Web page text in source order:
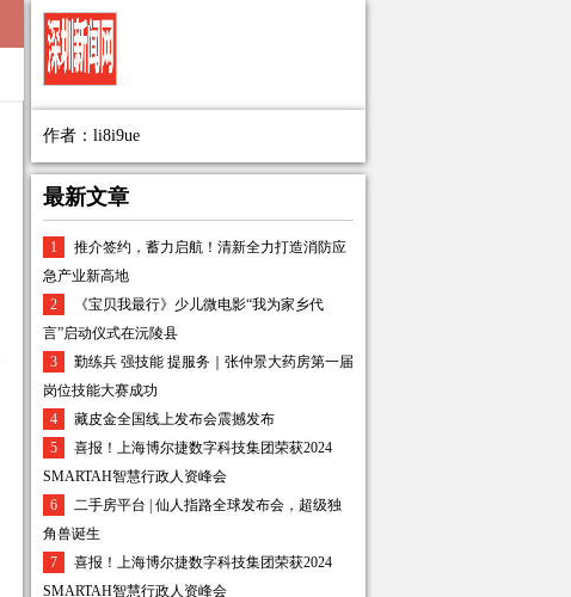
作者：li8i9ue
最新文章
1
推介签约，蓄力启航！清新全力打造消防应
急产业新高地
2
《宝贝我最行》少儿微电影“我为家乡代
言”启动仪式在沅陵县
3
勤练兵 强技能 提服务｜张仲景大药房第一届
岗位技能大赛成功
4
藏皮金全国线上发布会震撼发布
5
喜报！上海博尔捷数字科技集团荣获2024
SMARTAH智慧行政人资峰会
6
二手房平台 | 仙人指路全球发布会，超级独
角兽诞生
7
喜报！上海博尔捷数字科技集团荣获2024
SMARTAH智慧行政人资峰会